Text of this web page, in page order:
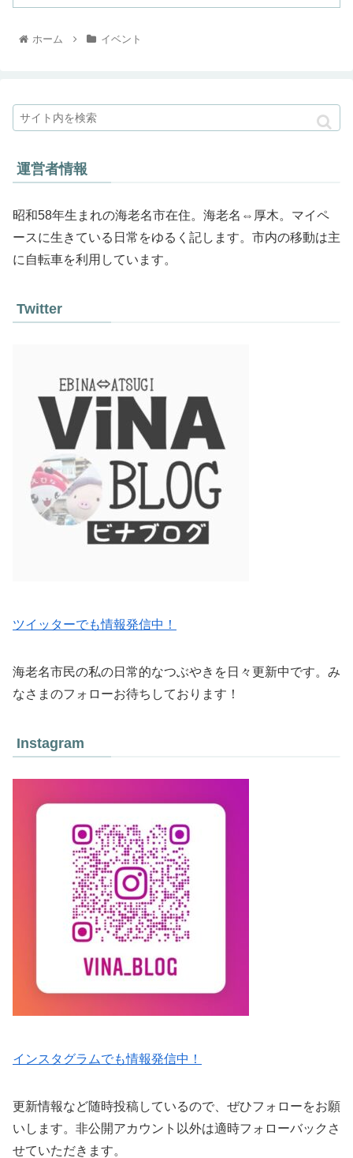
ホーム イベント
運営者情報
昭和58年生まれの海老名市在住。海老名⇔厚木。マイペ
ースに生きている日常をゆるく記します。市内の移動は主
に自転車を利用しています。
Twitter
ツイッターでも情報発信中！
海老名市民の私の日常的なつぶやきを日々更新中です。み
なさまのフォローお待ちしております！
Instagram
インスタグラムでも情報発信中！
更新情報など随時投稿しているので、ぜひフォローをお願
いします。非公開アカウント以外は適時フォローバックさ
せていただきます。